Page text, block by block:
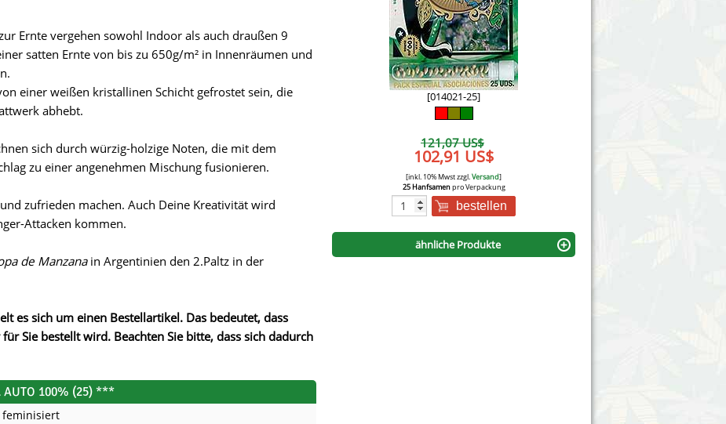
Seeds
Seeds
Bodhi
Mandala
Paradise Seeds
Seedy Simon
Söllner - Vadda's Marijuanabam
Victory Seeds
Vision Seeds
White Label Seeds
World of Seeds
CBD Nutzhanfsamen
Ernte vergehen sowohl Indoor als auch draußen 9
satten Ernte von bis zu 650g/m² in Innenräumen und
einer weißen kristallinen Schicht gefrostet sein, die
abhebt.
sich durch würzig-holzige Noten, die mit dem
zu einer angenehmen Mischung fusionieren.
zufrieden machen. Auch Deine Kreativität wird
Attacken kommen.
de Manzanain Argentinien den 2.Paltz in der
es sich um einen Bestellartikel. Das bedeutet, dass
Sie bestellt wird. Beachten Sie bitte, dass sich dadurch
100% (25) ***
feminisiert
[014021-25]
121,07 US$
102,91 US$
[inkl. 10% Mwst zzgl.Versand]
25 Hanfsamenpro Verpackung
bestellen
ähnliche Produkte